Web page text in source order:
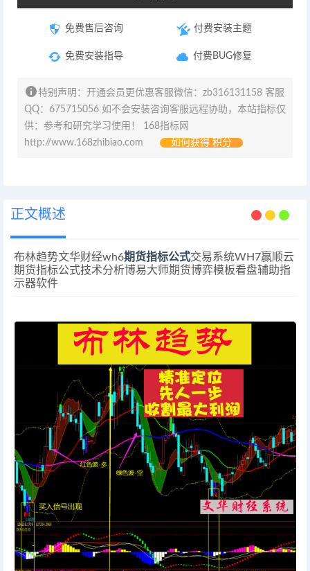
免费售后咨询
免费安装指导
付费安装主题
付费BUG修复
特别声明：开通会员更优惠客服微信：zb316131158 客服
QQ：675715056 如不会安装咨询客服远程协助，本站指标仅
供：参考和研究学习使用！ 168指标网
http://www.168zhibiao.com
如何获得 积分
正文概述
布林趋势文华财经wh6期货指标公式交易系统WH7赢顺云
期货指标公式技术分析博易大师期货博弈模板看盘辅助指
示器软件